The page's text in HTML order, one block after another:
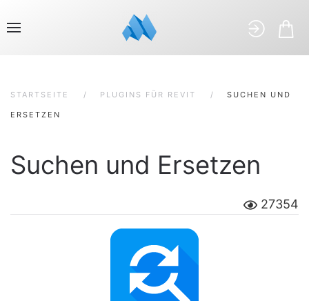
STARTSEITE PLUGINS FÜR REVIT SUCHEN UND
ERSETZEN
Suchen und Ersetzen
27354